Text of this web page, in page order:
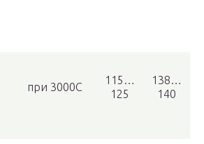
при 3000С
115…
125
138…
140